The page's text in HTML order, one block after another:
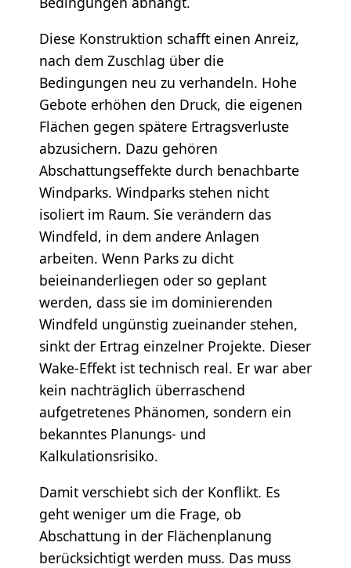
Diese Konstruktion schafft einen Anreiz,
nach dem Zuschlag über die
Bedingungen neu zu verhandeln. Hohe
Gebote erhöhen den Druck, die eigenen
Flächen gegen spätere Ertragsverluste
abzusichern. Dazu gehören
Abschattungseffekte durch benachbarte
Windparks. Windparks stehen nicht
isoliert im Raum. Sie verändern das
Windfeld, in dem andere Anlagen
arbeiten. Wenn Parks zu dicht
beieinanderliegen oder so geplant
werden, dass sie im dominierenden
Windfeld ungünstig zueinander stehen,
sinkt der Ertrag einzelner Projekte. Dieser
Wake-Effekt ist technisch real. Er war aber
kein nachträglich überraschend
aufgetretenes Phänomen, sondern ein
bekanntes Planungs- und
Kalkulationsrisiko.
Damit verschiebt sich der Konflikt. Es
geht weniger um die Frage, ob
Abschattung in der Flächenplanung
berücksichtigt werden muss. Das muss